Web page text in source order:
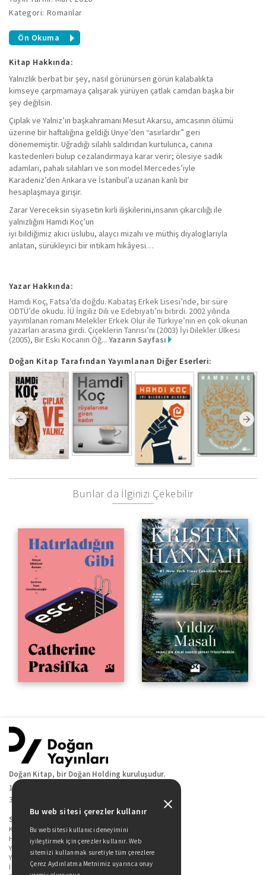
Kategori: Romanlar
Ön Okuma
Kitap Hakkında:
Yalnızlık berbat bir şey, nasıl görünürsen görün kalabalıkta
kimseye çarpmamaya çalışarak yürüyen çatlak camdan başka bir
şey değilsin.
Çıplak ve Yalnız’ın başkahramanı Mesut Akarsu, amcasının ölümü
üzerine bir haftalığına geldiği Ünye’den “asırlardır” geri
dönememiştir. Uğradığı silahlı saldırıdan kurtulunca, canına
kastedenleri bulup cezalandırmaya karar verir; ölesiye sadık
adamları, pahalı silahları ve son model Mercedes’iyle
Karadeniz’den Ankara ve İstanbul’a uzanan kanlı bir
hesaplaşmaya girişir.
Zarar Vereceksin siyasetin kirli ilişkilerini,insanın çıkarcılığı ile
yalnızlığını Hamdi Koç’un
iyi bildiğimiz akıcı üslubu, alaycı mizahı ve müthiş diyaloglarıyla
anlatan, sürükleyici bir intikam hikâyesi…
Yazar Hakkında:
Hamdi Koç, Fatsa’da doğdu. Kabataş Erkek Lisesi’nde, bir süre
ODTÜ’de okudu. İÜ İngiliz Dili ve Edebiyatı’nı bitirdi. 2002 yılında
yayımlanan romanı Melekler Erkek Olur ile Türkiye’nin en çok okunan
yazarları arasına girdi. Çiçeklerin Tanrısı’nı (2003) İyi Dilekler Ülkesi
(2005), Bir Eski Kocanın Öğ... Yazarın Sayfası
Doğan Kitap Tarafından Yayımlanan Diğer Eserleri:
Bunlar da İlginizi Çekebilir
Doğan Kitap, bir Doğan Holding kuruluşudur.
19 Mayıs Cad. Golden Plaza No:1 Kat:10
34360 / Şişli / İstanbul
Sitede Yer Alan Sayfalar
Kitaplarımız
Hakkımızda
Yazarlarımız
Yazar Adayları İçin
İletişim
Bu web sitesi çerezler kullanır
Bu web sitesi kullanıcı deneyimini
iyileştirmek için çerezler kullanır. Web
sitemizi kullanmak suretiyle tüm çerezlere
Çerez Aydınlatma Metnimiz uyarınca onay